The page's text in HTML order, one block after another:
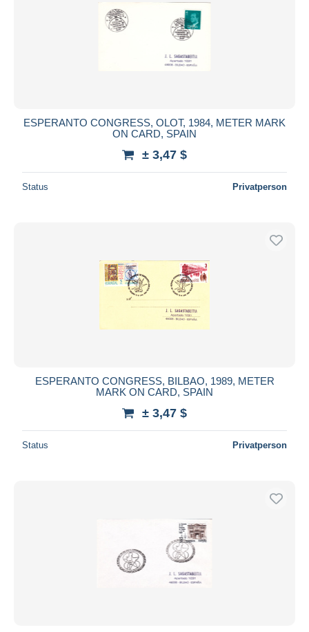
ESPERANTO CONGRESS, OLOT, 1984, METER MARK
ON CARD, SPAIN
± 3,47 $
Status Privatperson
ESPERANTO CONGRESS, BILBAO, 1989, METER
MARK ON CARD, SPAIN
± 3,47 $
Status Privatperson